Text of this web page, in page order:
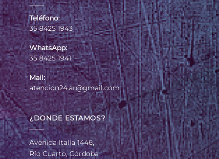
Teléfono:
35 8425 1943
WhatsApp:
35 8425 1941
Mail:
atencion24.ar@gmail.com
¿DONDE ESTAMOS?
Avenida Italia 1446,
Río Cuarto, Córdoba